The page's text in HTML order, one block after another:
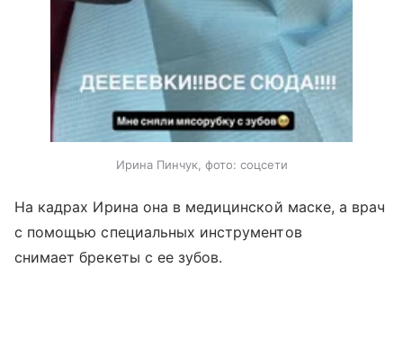
Ирина Пинчук, фото: соцсети
На кадрах Ирина она в медицинской маске, а врач
с помощью специальных инструментов
снимает брекеты с ее зубов.